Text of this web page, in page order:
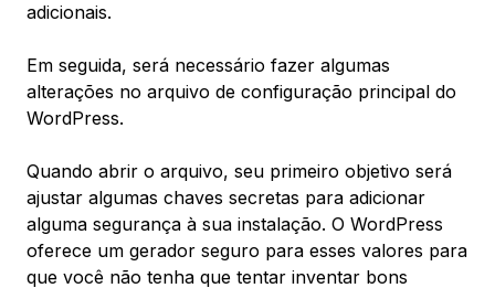
adicionais.
Em seguida, será necessário fazer algumas
alterações no arquivo de configuração principal do
WordPress.
Quando abrir o arquivo, seu primeiro objetivo será
ajustar algumas chaves secretas para adicionar
alguma segurança à sua instalação. O WordPress
oferece um gerador seguro para esses valores para
que você não tenha que tentar inventar bons